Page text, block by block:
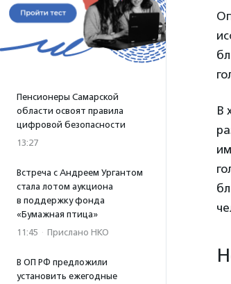
Пенсионеры Самарской
области освоят правила
цифровой безопасности
13:27
Встреча с Андреем Ургантом
стала лотом аукциона
в поддержку фонда
«Бумажная птица»
11:45 · Прислано НКО
В ОП РФ предложили
установить ежегодные
В